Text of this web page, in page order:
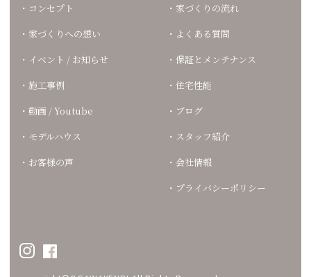
コンセプト
家づくりへの想い
イベント / お知らせ
施工事例
動画 / Youtube
モデルハウス
お客様の声
家づくりの流れ
よくある質問
保証とメンテナンス
住宅性能
ブログ
スタッフ紹介
会社情報
プライバシーポリシー